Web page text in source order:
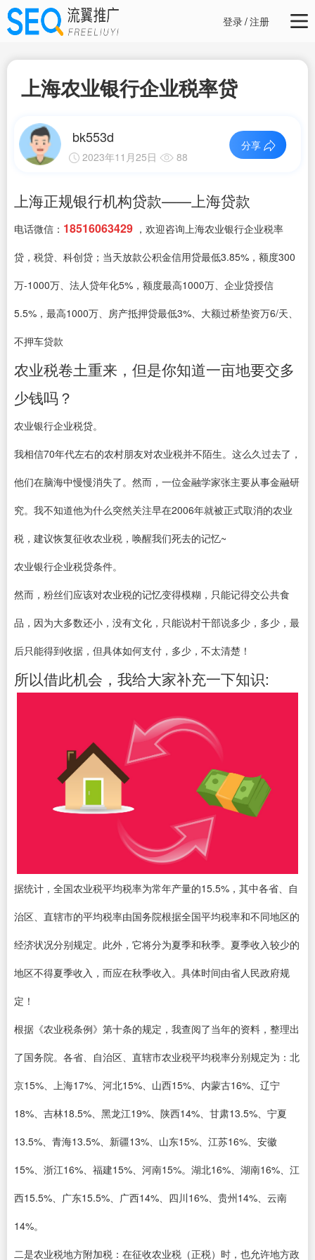
登录/注册
上海农业银行企业税率贷
bk553d
2023年11月25日 88
分享
上海正规银行机构贷款——上海贷款
电话微信： 18516063429 ，欢迎咨询上海农业银行企业税率
贷，税贷、科创贷；当天放款公积金信用贷最低3.85%，额度300
万-1000万、法人贷年化5%，额度最高1000万、企业贷授信
5.5%，最高1000万、房产抵押贷最低3%、大额过桥垫资万6/天、
不押车贷款
农业税卷土重来，但是你知道一亩地要交多
少钱吗？
农业银行企业税贷。
我相信70年代左右的农村朋友对农业税并不陌生。这么久过去了，
他们在脑海中慢慢消失了。然而，一位金融学家张主要从事金融研
究。我不知道他为什么突然关注早在2006年就被正式取消的农业
税，建议恢复征收农业税，唤醒我们死去的记忆~
农业银行企业税贷条件。
然而，粉丝们应该对农业税的记忆变得模糊，只能记得交公共食
品，因为大多数还小，没有文化，只能说村干部说多少，多少，最
后只能得到收据，但具体如何支付，多少，不太清楚！
所以借此机会，我给大家补充一下知识:
据统计，全国农业税平均税率为常年产量的15.5%，其中各省、自
治区、直辖市的平均税率由国务院根据全国平均税率和不同地区的
经济状况分别规定。此外，它将分为夏季和秋季。夏季收入较少的
地区不得夏季收入，而应在秋季收入。具体时间由省人民政府规
定！
根据《农业税条例》第十条的规定，我查阅了当年的资料，整理出
了国务院。各省、自治区、直辖市农业税平均税率分别规定为：北
京15%、上海17%、河北15%、山西15%、内蒙古16%、辽宁
18%、吉林18.5%、黑龙江19%、陕西14%、甘肃13.5%、宁夏
13.5%、青海13.5%、新疆13%、山东15%、江苏16%、安徽
15%、浙江16%、福建15%、河南15%。湖北16%、湖南16%、江
西15.5%、广东15.5%、广西14%、四川16%、贵州14%、云南
14%。
二是农业税地方附加税：在征收农业税（正税）时，也允许地方政